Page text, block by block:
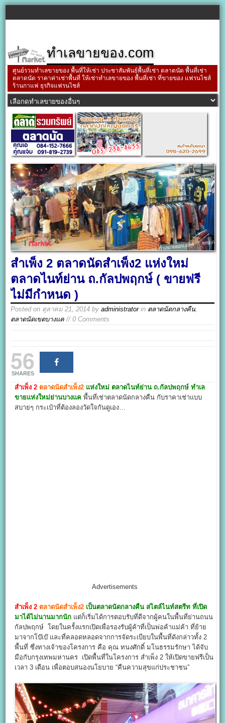
ทำเลขายของ.com
ศูนย์รวมทำเลขายของ พื้นที่ให้เช่า ประชาสัมพันธ์พื้นที่เช่า ตลาดนัด พื้นที่เช่า
ตลาดนัด ราคาค่าเช่าพื้นที่ ให้เช่าทำเลขายของ พื้นที่เช่า ที่ขายของ แฟรนไชส์
ร้านกาแฟ ธุรกิจแฟรนไชส์
สำเพ็ง 2 ตลาดนัดสำเพ็ง2 แห่งใหม่
ตลาดไนท์ย่าน ถ.กัลปพฤกษ์ ( ขายฟรี
ไม่มีกำหนด )
Posted on ตุลาคม 21, 2014 byadministratorin ตลาดนัดกลางคืน,
ตลาดนัดเขตบางแค // 0 Comments
56
SHARES
สำเพ็ง 2 ตลาดนัดสำเพ็ง2 แห่งใหม่ ตลาดไนท์ย่าน ถ.กัลปพฤกษ์ ทำเล
ขายแห่งใหม่ย่านบางแค พื้นที่เช่าตลาดนัดกลางคืน กับราคาเช่าแบบ
สบายๆ กระเป๋าที่ต้องลองวัดใจกันดูเอง…
Advertisements
สำเพ็ง 2 ตลาดนัดสำเพ็ง2 เป็นตลาดนัดกลางคืน สไตล์ไนท์สตรีท ที่เปิด
มาได้ไม่นานมากนัก แต่ก็เริ่มได้การตอบรับที่ดีจากผู้คนในพื้นที่ย่านถนน
กัลปพฤกษ์ โดยในครั้งแรกเปิดเพื่อรองรับผู้ค้าที่เป็นพ่อค้าแม่ค้า ที่ย้าย
มาจากโบ๊เบ๊ และที่คลอดหลอดจากการจัดระเบียบในพื้นที่ดังกล่าวทั้ง 2
พื้นที่ ซึ่งทางเจ้าของโครงการ คือ คุณ ทนงศักดิ์ มโนธรรมรักษา ได้จับ
มือกับกรุงเทพมหานคร เปิดพื้นที่ในโครงการ สำเพ็ง 2 ให้เปิดขายฟรีเป็น
เวลา 3 เดือน เพื่อตอบสนองนโยบาย “คืนความสุขแก่ประชาชน”